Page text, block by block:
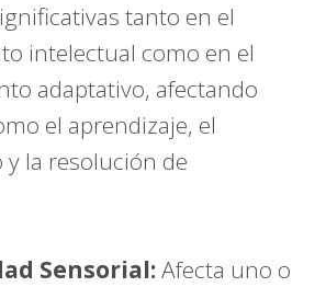
tanto en el
intelectual como en el
adaptativo, afectando
el aprendizaje, el
la resolución de
Sensorial:Afecta uno o